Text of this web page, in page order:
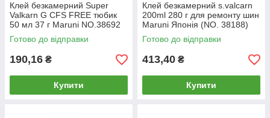
Клей безкамерний Super
Valkarn G CFS FREE тюбик
50 мл 37 г Maruni NO.38692
Готово до відправки
190,16 ₴
Купити
Клей безкамерний s.valcarn
200ml 280 г для ремонту шин
Maruni Японія (NO. 38188)
Готово до відправки
413,40 ₴
Купити